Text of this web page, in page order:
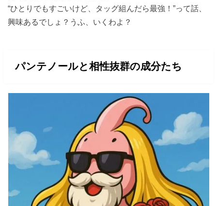
“ひとりでもすごいけど、タッグ組んだら最強！”って話、
興味あるでしょ？うふ、いくわよ？
パンテノールと相性抜群の成分たち